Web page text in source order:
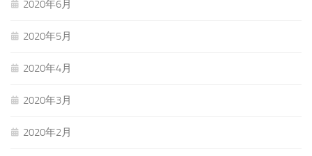
2020年6月
2020年5月
2020年4月
2020年3月
2020年2月